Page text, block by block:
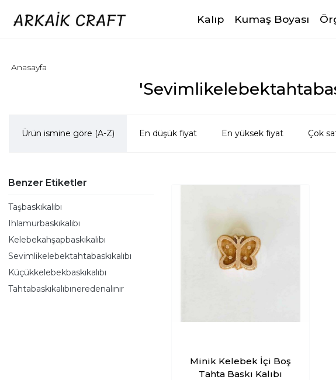
Kalıp Kumaş Boyası
Anasayfa
Ürün ismine göre (A-Z) En düşük fiyat En yüksek fiyat Çok
Benzer Etiketler
Taşbaskıkalıbı
Ihlamurbaskıkalıbı
Kelebekahşapbaskıkalıbı
Sevimlikelebektahtabaskıkalıbı
Küçükkelebekbaskıkalıbı
Tahtabaskıkalıbıneredenalınır
Minik Kelebek İçi Boş
Tahta Baskı Kalıbı